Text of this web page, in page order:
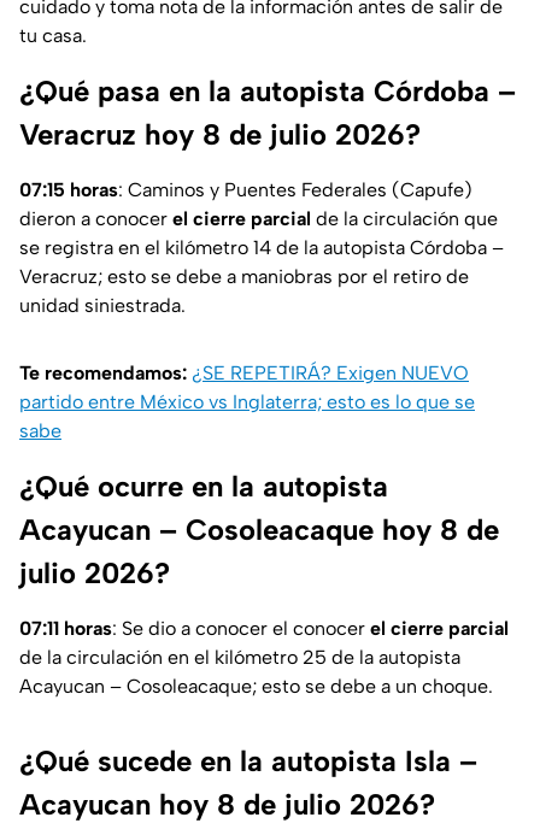
cuidado y toma nota de la información antes de salir de
tu casa.
¿Qué pasa en la autopista Córdoba –
Veracruz hoy 8 de julio 2026?
07:15 horas: Caminos y Puentes Federales (Capufe)
dieron a conocer el cierre parcial de la circulación que
se registra en el kilómetro 14 de la autopista Córdoba –
Veracruz; esto se debe a maniobras por el retiro de
unidad siniestrada.
Te recomendamos: ¿SE REPETIRÁ? Exigen NUEVO
partido entre México vs Inglaterra; esto es lo que se
sabe
¿Qué ocurre en la autopista
Acayucan – Cosoleacaque hoy 8 de
julio 2026?
07:11 horas: Se dio a conocer el conocer el cierre parcial
de la circulación en el kilómetro 25 de la autopista
Acayucan – Cosoleacaque; esto se debe a un choque.
¿Qué sucede en la autopista Isla –
Acayucan hoy 8 de julio 2026?